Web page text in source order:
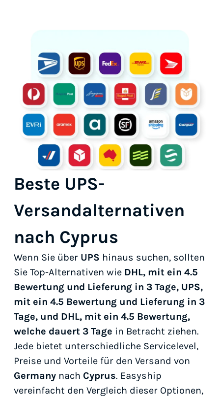
Beste UPS-
Versandalternativen
nach Cyprus
Wenn Sie über UPS hinaus suchen, sollten
Sie Top-Alternativen wie DHL, mit ein 4.5
Bewertung und Lieferung in 3 Tage, UPS,
mit ein 4.5 Bewertung und Lieferung in 3
Tage, und DHL, mit ein 4.5 Bewertung,
welche dauert 3 Tage in Betracht ziehen.
Jede bietet unterschiedliche Servicelevel,
Preise und Vorteile für den Versand von
Germany nach Cyprus. Easyship
vereinfacht den Vergleich dieser Optionen,